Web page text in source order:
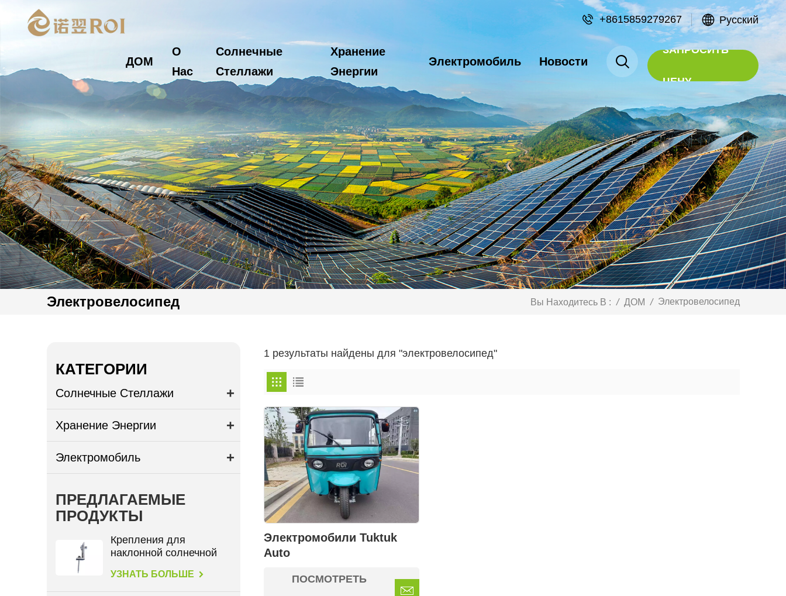
+8615859279267 Русский
ДОМ
О
Нас
Солнечные
Стеллажи
Хранение
Энергии
Электромобиль Новости
ЗАПРОСИТЬ
ЦЕНУ
Электровелосипед Вы Находитесь В : / ДОМ / Электровелосипед
1 результаты найдены для "электровелосипед"
Электромобили Tuktuk
Auto
ПОСМОТРЕТЬ
КАТЕГОРИИ
Солнечные Стеллажи
Хранение Энергии
Электромобиль
ПРЕДЛАГАЕМЫЕ
ПРОДУКТЫ
Крепления для
наклонной солнечной
опорами
УЗНАТЬ БОЛЬШЕ